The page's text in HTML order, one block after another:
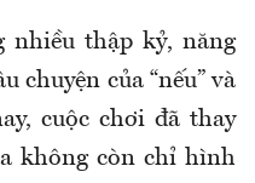
nhiều thập kỷ, năng
chuyện của “nếu” và
cuộc chơi đã thay
không còn chỉ hình